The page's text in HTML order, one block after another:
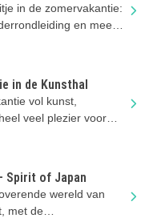
in de zomervakantie:
en meer
in de Kunsthal
vol kunst,
veel plezier voor
Spirit of Japan
wereld van
met de